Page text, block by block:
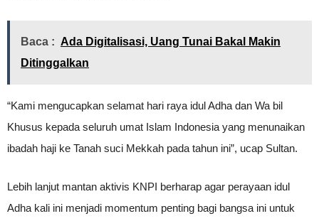
Baca : Ada Digitalisasi, Uang Tunai Bakal Makin
Ditinggalkan
“Kami mengucapkan selamat hari raya idul Adha dan Wa bil
Khusus kepada seluruh umat Islam Indonesia yang menunaikan
ibadah haji ke Tanah suci Mekkah pada tahun ini”, ucap Sultan.
Lebih lanjut mantan aktivis KNPI berharap agar perayaan idul
Adha kali ini menjadi momentum penting bagi bangsa ini untuk